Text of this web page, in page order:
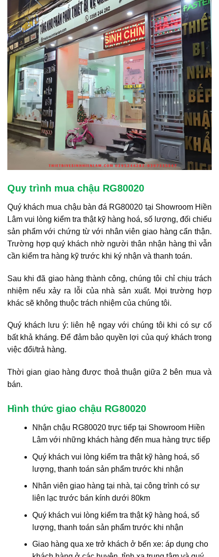
Quy trình mua chậu RG80020
Quý khách mua chậu bàn đá RG80020 tại Showroom Hiền
Lâm vui lòng kiểm tra thật kỹ hàng hoá, số lượng, đối chiếu
sản phẩm với chứng từ với nhân viên giao hàng cẩn thận.
Trường hợp quý khách nhờ người thân nhận hàng thì vẫn
cần kiểm tra hàng kỹ trước khi ký nhận và thanh toán.
Sau khi đã giao hàng thành công, chúng tôi chỉ chịu trách
nhiệm nếu xảy ra lỗi của nhà sản xuất. Mọi trường hợp
khác sẽ không thuộc trách nhiệm của chúng tôi.
Quý khách lưu ý: liên hệ ngay với chúng tôi khi có sự cố
bất khả kháng. Để đảm bảo quyền lợi của quý khách trong
việc đổi/trả hàng.
Thời gian giao hàng được thoả thuận giữa 2 bên mua và
bán.
Hình thức giao chậu RG80020
Nhận chậu RG80020 trực tiếp tại Showroom Hiền
Lâm với những khách hàng đến mua hàng trực tiếp
Quý khách vui lòng kiểm tra thật kỹ hàng hoá, số
lượng, thanh toán sản phẩm trước khi nhận
Nhân viên giao hàng tại nhà, tại công trình có sự
liên lạc trước bán kính dưới 80km
Quý khách vui lòng kiểm tra thật kỹ hàng hoá, số
lượng, thanh toán sản phẩm trước khi nhận
Giao hàng qua xe trở khách ở bến xe: áp dụng cho